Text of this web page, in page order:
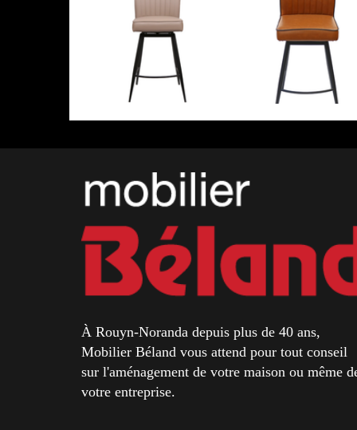
À Rouyn-Noranda depuis plus de 40 ans,
Mobilier Béland vous attend pour tout conseil
sur l'aménagement de votre maison ou même
votre entreprise.